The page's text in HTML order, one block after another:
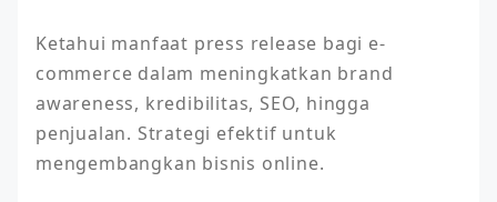
Ketahui manfaat press release bagi e-
commerce dalam meningkatkan brand
awareness, kredibilitas, SEO, hingga
penjualan. Strategi efektif untuk
mengembangkan bisnis online.